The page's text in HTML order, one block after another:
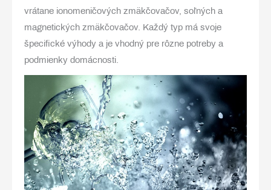
vrátane ionomeničových zmäkčovačov, soľných a
magnetických zmäkčovačov. Každý typ má svoje
špecifické výhody a je vhodný pre rôzne potreby a
podmienky domácnosti.